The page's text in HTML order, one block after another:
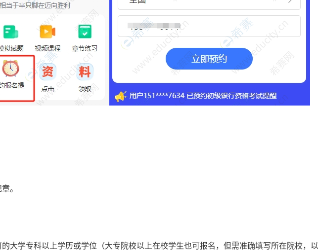
。
大学专科以上学历或学位（大专院校以上在校学生也可报名，但需准确填写所在院校，以